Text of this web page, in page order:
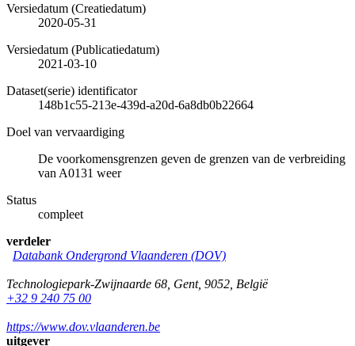
Versiedatum (Creatiedatum)
2020-05-31
Versiedatum (Publicatiedatum)
2021-03-10
Dataset(serie) identificator
148b1c55-213e-439d-a20d-6a8db0b22664
Doel van vervaardiging
De voorkomensgrenzen geven de grenzen van de verbreiding
van A0131 weer
Status
compleet
verdeler
Databank Ondergrond Vlaanderen (DOV)
Technologiepark-Zwijnaarde 68 Gent, 9052 België
+32 9 240 75 00
https://www.dov.vlaanderen.be
uitgever